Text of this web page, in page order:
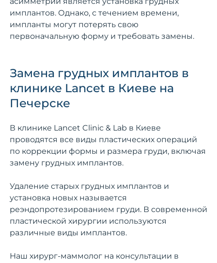
имплантов. Однако, с течением времени,
импланты могут потерять свою
первоначальную форму и требовать замены.
Замена грудных имплантов в
клинике Lancet в Киеве на
Печерске
В клинике Lancet Clinic & Lab в Киеве
проводятся все виды пластических операций
по коррекции формы и размера груди, включая
замену грудных имплантов.
Удаление старых грудных имплантов и
установка новых называется
реэндопротезированием груди. В современной
пластической хирургии используются
различные виды имплантов.
Наш хирург-маммолог на консультации в